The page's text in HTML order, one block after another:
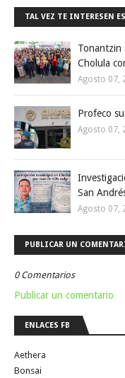
TAL VEZ TE INTERESEN
Tonantzin
Cholula
Agosto 07,
Profeco
Agosto 07,
San
Agosto 07,
PUBLICAR UN
0 Comentarios
Publicar un comentario
ENLACES FB
Aethera
Bonsai